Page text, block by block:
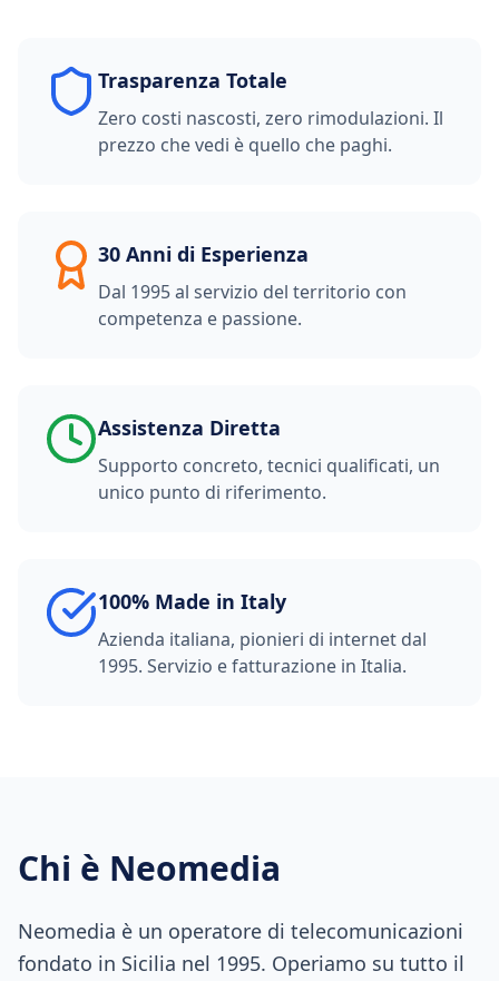
Trasparenza Totale
Zero costi nascosti, zero rimodulazioni. Il
prezzo che vedi è quello che paghi.
30 Anni di Esperienza
Dal 1995 al servizio del territorio con
competenza e passione.
Assistenza Diretta
Supporto concreto, tecnici qualificati, un
unico punto di riferimento.
100% Made in Italy
Azienda italiana, pionieri di internet dal
1995. Servizio e fatturazione in Italia.
Chi è Neomedia
Neomedia è un operatore di telecomunicazioni
fondato in Sicilia nel 1995. Operiamo su tutto il